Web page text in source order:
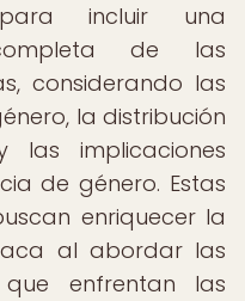
incluir una
de las
considerando las
la distribución
implicaciones
de género. Estas
enriquecer la
al abordar las
que enfrentan las